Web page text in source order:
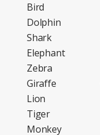
Bird
Dolphin
Shark
Elephant
Zebra
Giraffe
Lion
Tiger
Monkey